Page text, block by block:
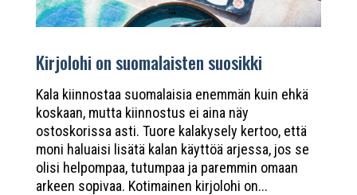
Kirjolohi on suomalaisten suosikki
Kala kiinnostaa suomalaisia enemmän kuin ehkä
koskaan, mutta kiinnostus ei aina näy
ostoskorissa asti. Tuore kalakysely kertoo, että
moni haluaisi lisätä kalan käyttöä arjessa, jos se
olisi helpompaa, tutumpaa ja paremmin omaan
arkeen sopivaa. Kotimainen kirjolohi on...